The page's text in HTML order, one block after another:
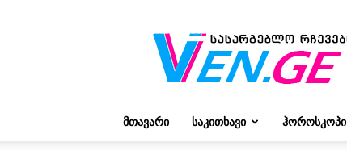
ვივიენისგან
ᲛᲗᲐᲕᲐᲠᲘ ᲡᲐᲙᲘᲗᲮᲐᲕᲘ ᲰᲝᲠᲝᲡᲙᲝᲞᲘ